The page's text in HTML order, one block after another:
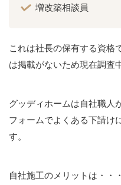
増改築相談員
これは社長の保有する資格
は掲載がないため現在調査
グッディホームは自社職人
フォームでよくある下請け
す。
自社施工のメリットは・・・